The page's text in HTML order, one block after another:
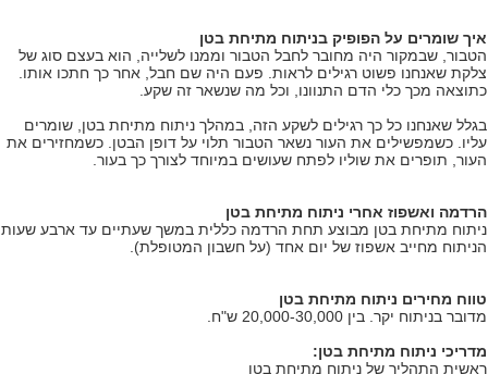
איך שומרים על הפופיק בניתוח מתיחת בטן
הטבור, שבמקור היה מחובר לחבל הטבור וממנו לשלייה, הוא בעצם סוג של
צלקת שאנחנו פשוט רגילים לראות. פעם היה שם חבל, אחר כך חתכו אותו.
כתוצאה מכך כלי הדם התנוונו, וכל מה שנשאר זה שקע.
בגלל שאנחנו כל כך רגילים לשקע הזה, במהלך ניתוח מתיחת בטן, שומרים
עליו. כשמפשילים את העור נשאר הטבור תלוי על דופן הבטן. כשמחזירים את
העור, תופרים את שוליו לפתח שעושים במיוחד לצורך כך בעור.
הרדמה ואשפוז אחרי ניתוח מתיחת בטן
ניתוח מתיחת בטן מבוצע תחת הרדמה כללית במשך שעתיים עד ארבע שעות.
הניתוח מחייב אשפוז של יום אחד (על חשבון המטופלת).
טווח מחירים ניתוח מתיחת בטן
מדובר בניתוח יקר. בין 20,000-30,000 ש"ח.
מדריכי ניתוח מתיחת בטן:
ראשית התהליך של ניתוח מתיחת בטן